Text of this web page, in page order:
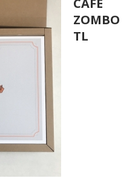
CAFE
ZOMBO
TL